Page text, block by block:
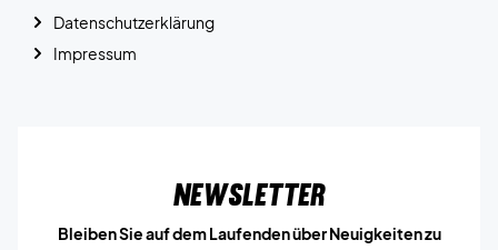
Datenschutzerklärung
Impressum
Newsletter
Bleiben Sie auf dem Laufenden über Neuigkeiten zu